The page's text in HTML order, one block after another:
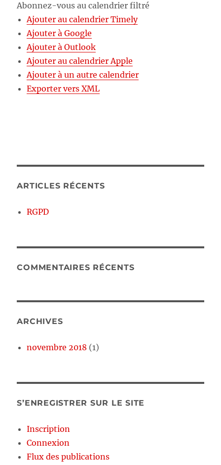
Abonnez-vous au calendrier filtré
Ajouter au calendrier Timely
Ajouter à Google
Ajouter à Outlook
Ajouter au calendrier Apple
Ajouter à un autre calendrier
Exporter vers XML
ARTICLES RÉCENTS
RGPD
COMMENTAIRES RÉCENTS
ARCHIVES
novembre 2018 (1)
S’ENREGISTRER SUR LE SITE
Inscription
Connexion
Flux des publications